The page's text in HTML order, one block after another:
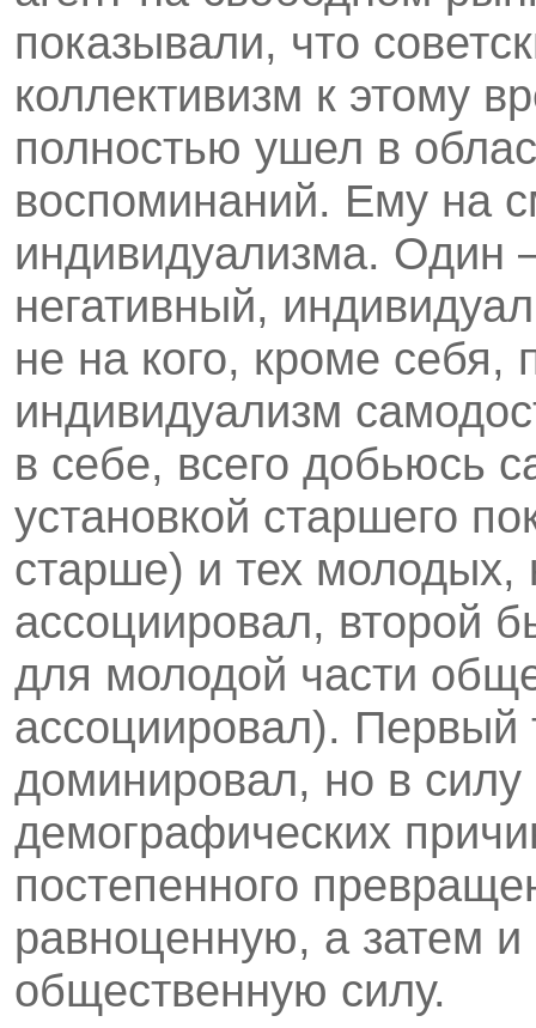
показывали, что
коллективизм к этому
полностью ушел в
воспоминаний. Ему на
индивидуализма. Один
негативный,
не на кого, кроме себя,
индивидуализм
в себе, всего добьюсь
установкой старшего
старше) и тех молодых,
ассоциировал, второй
для молодой части
ассоциировал). Первый
доминировал, но в силу
демографических
постепенного
равноценную, а затем
общественную силу.